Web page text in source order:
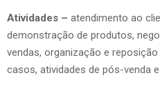
Atividades – atendimento ao
demonstração de produtos,
vendas, organização e
casos, atividades de pós-venda